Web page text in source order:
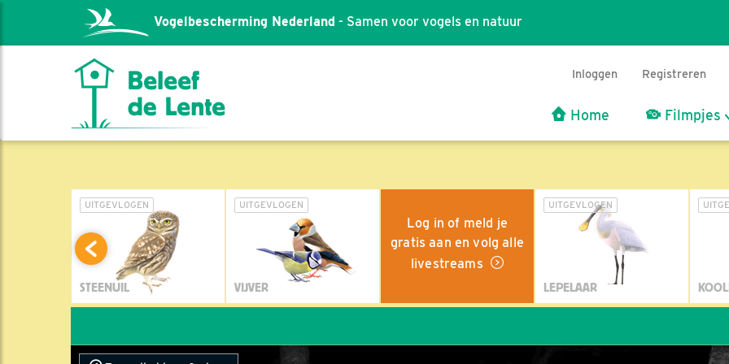
Vogelbescherming Nederland - Samen voor vogels en natuur
Inloggen Registreren
Home Filmpjes
UITGEVLOGEN
STEENUIL
UITGEVLOGEN
VIJVER
Log in of meld je
gratis aan en volg alle
livestreams
UITGEVLOGEN
LEPELAAR